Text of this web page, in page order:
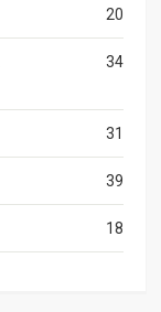
20
34
31
39
18